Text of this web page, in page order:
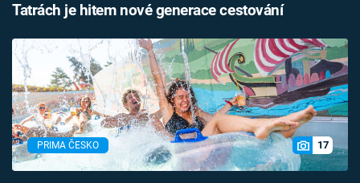
Tatrách je hitem nové generace cestování
PRIMA ČESKO 17